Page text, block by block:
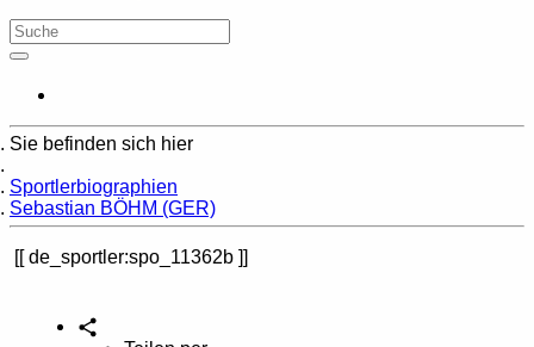
Sie befinden sich hier
Sportlerbiographien
Sebastian BÖHM (GER)
de_sportler:spo_11362b